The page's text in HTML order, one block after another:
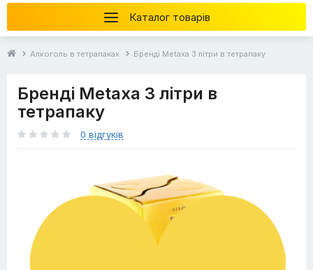
Каталог товарів
Алкоголь в тетрапаках Бренді Metaxa 3 літри в тетрапаку
Бренді Metaxa 3 літри в
тетрапаку
0 відгуків